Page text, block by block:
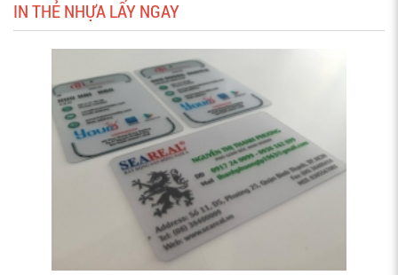
IN THẺ NHỰA LẤY NGAY